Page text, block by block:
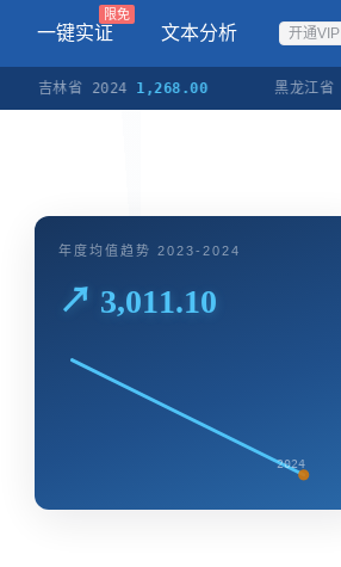
一键实证
限免
文本分析 开通VIP
林省 2024 1,268.00 黑龙江省 2024
年度均值趋势 2023-2024
↗ 3,011.10
2024